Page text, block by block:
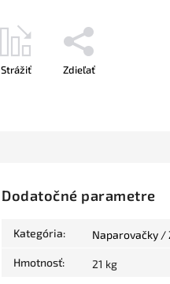
Strážiť Zdieľať
Dodatočné parametre
Kategória: Naparovačky /
Hmotnosť: 21 kg